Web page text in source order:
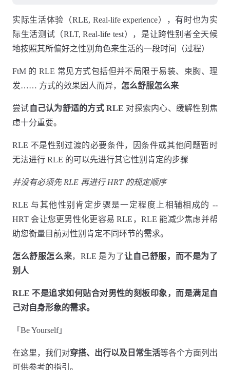
实际生活体验（RLE, Real-life experience），有时也为实
际生活测试（RLT, Real-life test），是让跨性别者全天候
地按照其所偏好之性别角色来生活的一段时间（过程）
FtM 的 RLE 常见方式包括但并不局限于易装、束胸、理
发…… 方式的效果因人而异， 怎么舒服怎么来
尝试 自己认为舒适的方式 RLE 对探索内心、缓解性别焦
虑十分重要。
RLE 不是性别过渡的必要条件，因条件或其他问题暂时
无法进行 RLE 的可以先进行其它性别肯定的步骤
并没有必须先 RLE 再进行 HRT 的规定顺序
RLE 与其他性别肯定步骤是一定程度上相辅相成的 --
HRT 会让您更男性化更容易 RLE，RLE 能减少焦虑并帮
助您衡量目前对性别肯定不同环节的需求。
怎么舒服怎么来，RLE 是为了让自己舒服，而不是为了
别人
RLE 不是追求如何贴合对男性的刻板印象，而是满足自
己对自身形象的需求。
「Be Yourself」
在这里，我们对穿搭、出行以及日常生活等各个方面列出
可供参考的指引。